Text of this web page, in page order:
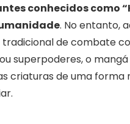
conhecidos como
. No entanto,
tradicional de combate
superpoderes, o
criaturas de uma forma